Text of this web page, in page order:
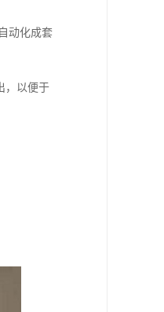
动化成套
，以便于